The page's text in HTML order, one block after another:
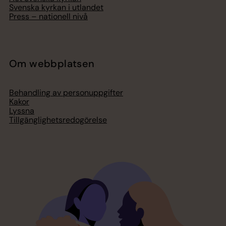
Svenska kyrkan i utlandet
Press – nationell nivå
Om webbplatsen
Behandling av personuppgifter
Kakor
Lyssna
Tillgänglighetsredogörelse